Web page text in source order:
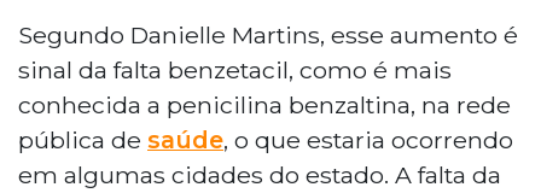
Segundo Danielle Martins, esse aumento é
sinal da falta benzetacil, como é mais
conhecida a penicilina benzaltina, na rede
pública de saúde, o que estaria ocorrendo
em algumas cidades do estado. A falta da